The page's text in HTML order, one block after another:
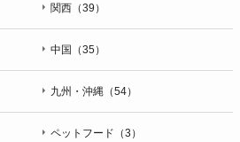
関西（39）
中国（35）
九州・沖縄（54）
ペットフード（3）